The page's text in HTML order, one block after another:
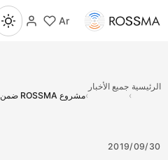
جميع الأخبار
2019/09/